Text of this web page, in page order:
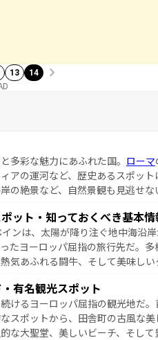
13 14
多彩な魅力にあふれた国。 ローマ
アの運河など、歴史あるスポッ
の絶景など、自然景観も見逃せ
くれるイタリアで、忘れられない
一覧を参照してほしい。
ット・知っておくべき基本
ンは、太陽が降り注ぐ地中海沿
たヨーロッパ屈指の旅行先だ。
気あふれる闘牛、そして美味し
塞都市、穏やかなビーチリゾート
ペインはその個性で訪れる人を魅了
を参照してほしい。
有名観光スポット
けるヨーロッパ屈指の観光地だ
スポットから、田舎町の古風な
な大聖堂、美しいビーチ、そし